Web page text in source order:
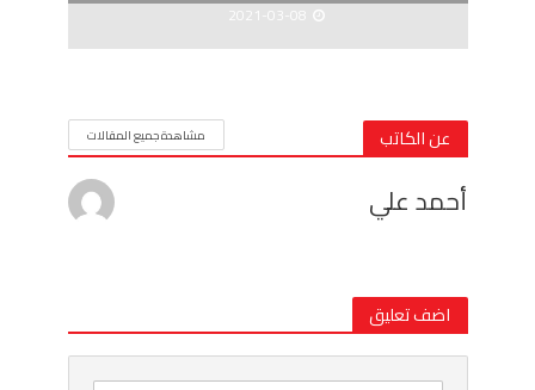
2021-03-08
عن الكاتب مشاهدة جميع المقالات
أحمد علي
اضف تعليق